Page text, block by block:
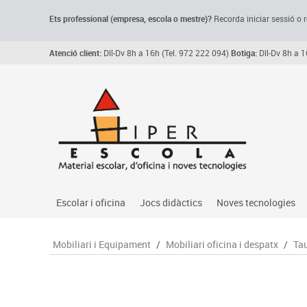
Ets professional (empresa, escolao mestre)? Recorda iniciar sessió o
Atenció client: Dll-Dv 8h a 16h (Tel. 972 222 094)Botiga: Dll-Dv 8h a
Escolar i oficina
Arxiu, carpetes i classificadors
Jocs didàctics
Primeres edats
Noves tecnologies
Audio
Mobiliari i Equipament / Mobiliari oficina i despatx /